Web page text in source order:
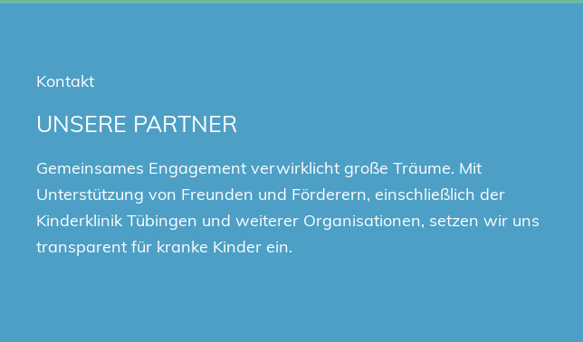
Kontakt
UNSERE PARTNER
Gemeinsames Engagement verwirklicht große Träume. Mit
Unterstützung von Freunden und Förderern, einschließlich der
Kinderklinik Tübingen und weiterer Organisationen, setzen wir uns
transparent für kranke Kinder ein.